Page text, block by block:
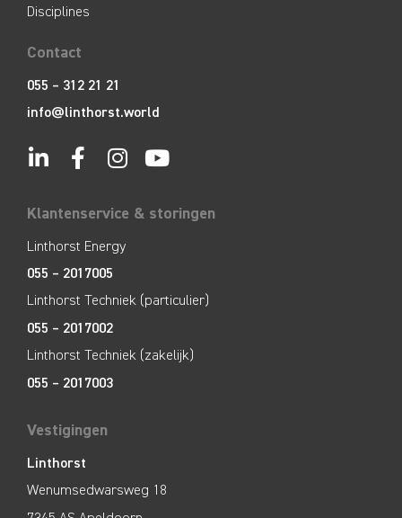
Disciplines
Contact
055 – 312 21 21
info@linthorst.world
Klantenservice & storingen
Linthorst Energy
055 – 2017005
Linthorst Techniek (particulier)
055 – 2017002
Linthorst Techniek (zakelijk)
055 – 2017003
Vestigingen
Linthorst
Wenumsedwarsweg 18